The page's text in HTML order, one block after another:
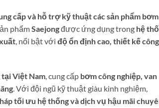
cấp và hỗ trợ kỹ thuật các sản phẩm
phẩmSaejongđược ứng dụng trong hệ
, nổi bật với độ ổn định cao, thiết kế công
tại Việt Nam, cung cấp bơm công nghiệp, van
. Với đội ngũ kỹ thuật giàu kinh nghiệm,
tối ưu hệ thống và dịch vụ hậu mãi